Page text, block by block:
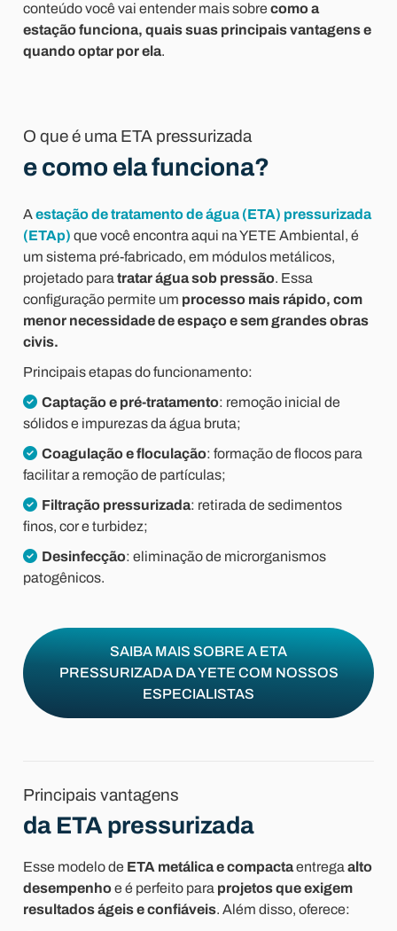
conteúdo você vai entender mais sobre como a
estação funciona, quais suas principais vantagens e
quando optar por ela.
O que é uma ETA pressurizada
e como ela funciona?
Aestação de tratamento de água (ETA) pressurizada
(ETAp) que você encontra aqui na YETE Ambiental, é
um sistema pré-fabricado, em módulos metálicos,
projetado para tratar água sob pressão. Essa
configuração permite um processo mais rápido, com
menor necessidade de espaço e sem grandes obras
civis.
Principais etapas do funcionamento:
Captação e pré-tratamento: remoção inicial de
sólidos e impurezas da água bruta;
Coagulação e floculação: formação de flocos para
facilitar a remoção de partículas;
Filtração pressurizada: retirada de sedimentos
finos, cor e turbidez;
Desinfecção: eliminação de microrganismos
patogênicos.
SAIBA MAIS SOBRE A ETA
PRESSURIZADA DA YETE COM NOSSOS
ESPECIALISTAS
Principais vantagens
da ETA pressurizada
Esse modelo de ETA metálica e compactaentrega alto
desempenhoe é perfeito para projetos que exigem
resultados ágeis e confiáveis. Além disso, oferece: